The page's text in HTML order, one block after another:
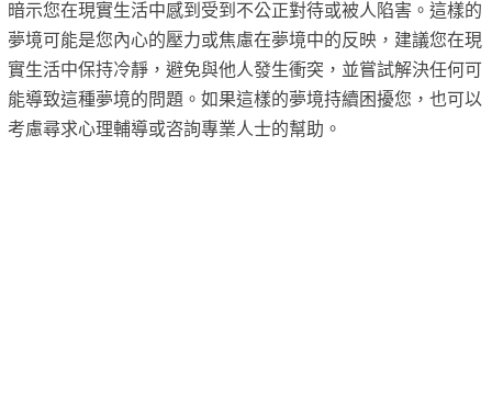
暗示您在現實生活中感到受到不公正對待或被人陷害。這樣的
夢境可能是您內心的壓力或焦慮在夢境中的反映，建議您在現
實生活中保持冷靜，避免與他人發生衝突，並嘗試解決任何可
能導致這種夢境的問題。如果這樣的夢境持續困擾您，也可以
考慮尋求心理輔導或咨詢專業人士的幫助。